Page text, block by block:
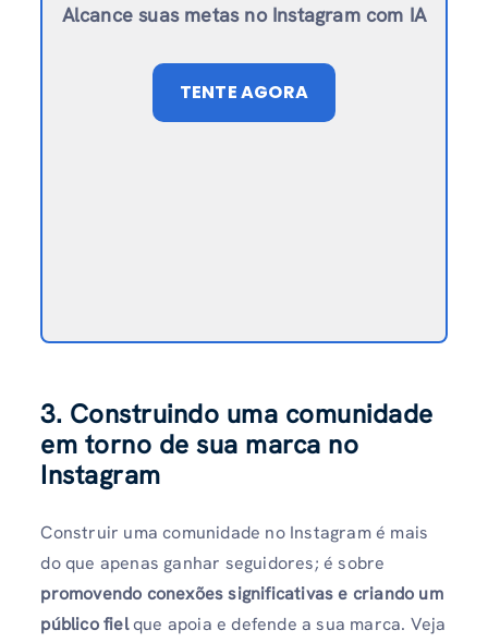
Alcance suas metas no Instagram com IA
TENTE AGORA
3. Construindo uma comunidade
em torno de sua marca no
Instagram
Construir uma comunidade no Instagram é mais
do que apenas ganhar seguidores; é sobre
promovendo conexões significativas e criando um
público fielque apoia e defende a sua marca. Veja